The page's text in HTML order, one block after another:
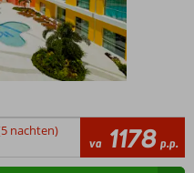
nachten)
va 1178 p.p.